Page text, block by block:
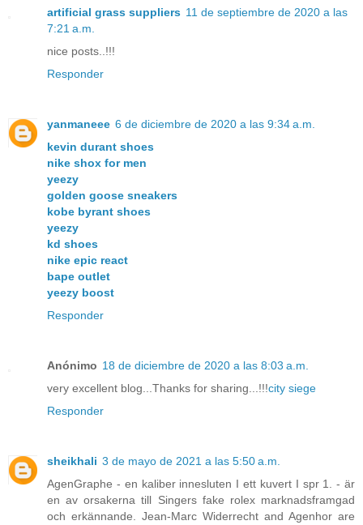
artificial grass suppliers 11 de septiembre de 2020 a las
7:21 a.m.
nice posts..!!!
Responder
yanmaneee 6 de diciembre de 2020 a las 9:34 a.m.
kevin durant shoes
nike shox for men
yeezy
golden goose sneakers
kobe byrant shoes
yeezy
kd shoes
nike epic react
bape outlet
yeezy boost
Responder
Anónimo 18 de diciembre de 2020 a las 8:03 a.m.
very excellent blog...Thanks for sharing...!!!city siege
Responder
sheikhali 3 de mayo de 2021 a las 5:50 a.m.
AgenGraphe - en kaliber innesluten I ett kuvert I spr 1. - är
en av orsakerna till Singers fake rolex marknadsframgad
och erkännande. Jean-Marc Widerrecht and Agenhor are